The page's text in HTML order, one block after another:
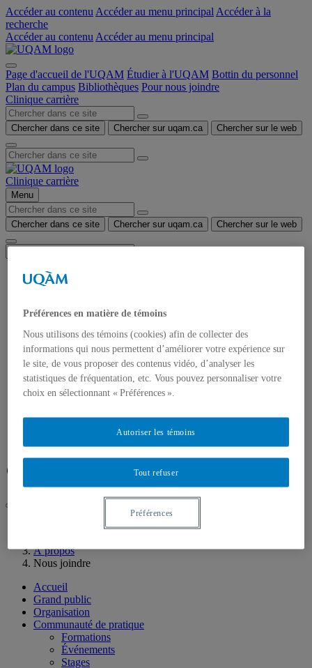
Accéder au contenu Accéder au menu principal Accéder à la
recherche
Accéder au contenu Accéder au menu principal
Page d'accueil de l'UQAM Étudier à l'UQAM Bottin du personnel
Plan du campus Bibliothèques Pour nous joindre
Clinique carrière
Chercher dans ce site Chercher sur uqam.ca Chercher sur le web
Clinique carrière
Menu
Chercher dans ce site Chercher sur uqam.ca Chercher sur le web
Accueil
Grand public
Communauté de pratique
Événements
Stages
Recherches et développement
Recherches
Développement
Nous joindre
Facebook
À propos
Nous joindre
Accueil
Grand public
Organisation
Communauté de pratique
Formations
Événements
Stages
Préférences en matière de témoins
Nous utilisons des témoins (cookies) afin de collecter des
informations qui nous permettent d’améliorer votre expérience sur
le site, de vous proposer des contenus vidéo, d’analyser les
statistiques de fréquentation, etc. Vous pouvez personnaliser votre
choix en sélectionnant « Préférences ».
Tout refuser
Autoriser les témoins
Préférences